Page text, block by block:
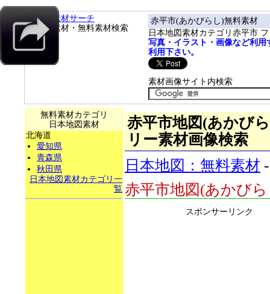
フリー素材サーチ
フリー素材・無料素材検索
赤平市(あかびらし)無料素材
日本地図素材カテゴリ赤平市
写真・イラスト・画像など利
利用下さい。
素材画像サイト内検索
無料素材カテゴリ
日本地図素材
北海道
愛知県
青森県
秋田県
日本地図素材カテゴリ一
覧
赤平市地図(あかび
リー素材画像検索
日本地図：無料素材
赤平市地図(あかび
スポンサーリンク